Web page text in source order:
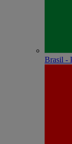
Brasil -